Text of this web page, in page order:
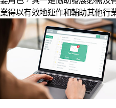
業得以有效地運作和輔助其他行
用者，支援其本身的操作和管理